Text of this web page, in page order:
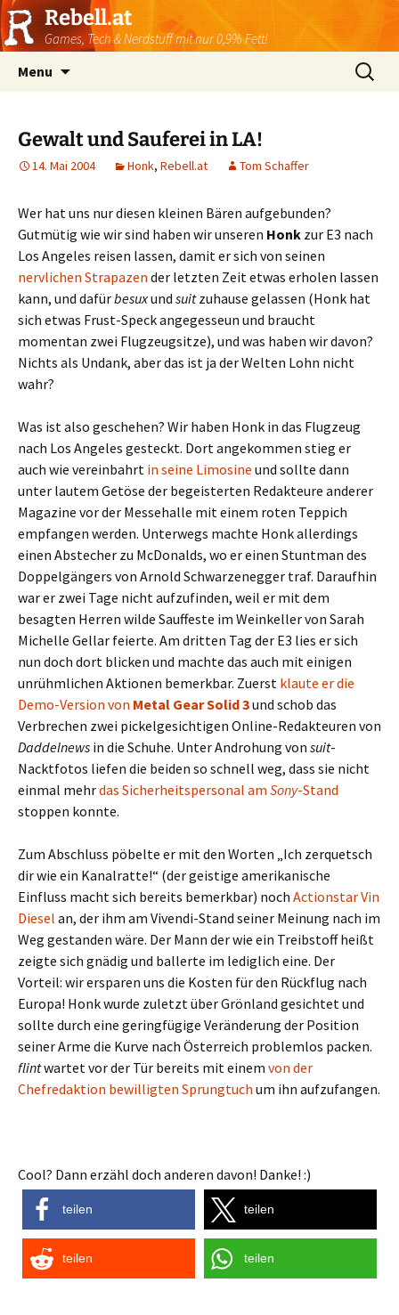
Rebell.at
Games, Tech & Nerdstuff mit nur 0,9% Fett!
Menu
Suchen
nach:
Gewalt und Sauferei in LA!
14. Mai 2004 Honk, Rebell.at Tom Schaffer
Wer hat uns nur diesen kleinen Bären aufgebunden?
Gutmütig wie wir sind haben wir unseren Honk zur E3 nach
Los Angeles reisen lassen, damit er sich von seinen
nervlichen Strapazen der letzten Zeit etwas erholen lassen
kann, und dafürbesuxund suitzuhause gelassen (Honk hat
sich etwas Frust-Speck angegesseun und braucht
momentan zwei Flugzeugsitze), und was haben wir davon?
Nichts als Undank, aber das ist ja der Welten Lohn nicht
wahr?
Was ist also geschehen? Wir haben Honk in das Flugzeug
nach Los Angeles gesteckt. Dort angekommen stieg er
auch wie vereinbahrt in seine Limosine und sollte dann
unter lautem Getöse der begeisterten Redakteure anderer
Magazine vor der Messehalle mit einem roten Teppich
empfangen werden. Unterwegs machte Honk allerdings
einen Abstecher zu McDonalds, wo er einen Stuntman des
Doppelgängers von Arnold Schwarzenegger traf. Daraufhin
war er zwei Tage nicht aufzufinden, weil er mit dem
besagten Herren wilde Sauffeste im Weinkeller von Sarah
Michelle Gellar feierte. Am dritten Tag der E3 lies er sich
nun doch dort blicken und machte das auch mit einigen
unrühmlichen Aktionen bemerkbar. Zuerst klaute er die
Demo-Version von Metal Gear Solid 3und schob das
Verbrechen zwei pickelgesichtigen Online-Redakteuren von
Daddelnews in die Schuhe. Unter Androhung von suit-
Nacktfotos liefen die beiden so schnell weg, dass sie nicht
einmal mehrdas Sicherheitspersonal am Sony-Stand
stoppen konnte.
Zum Abschluss pöbelte er mit den Worten „Ich zerquetsch
dir wie ein Kanalratte!“ (der geistige amerikanische
Einfluss macht sich bereits bemerkbar) noch Actionstar Vin
Diesel an, der ihm am Vivendi-Stand seiner Meinung nach im
Weg gestanden wäre. Der Mann der wie ein Treibstoff heißt
zeigte sich gnädig und ballerte im lediglich eine. Der
Vorteil: wir ersparen uns die Kosten für den Rückflug nach
Europa! Honk wurde zuletzt über Grönland gesichtet und
sollte durch eine geringfügige Veränderung der Position
seiner Arme die Kurve nach Österreich problemlos packen.
flintwartet vor der Tür bereits mit einem von der
Chefredaktion bewilligten Sprungtuch um ihn aufzufangen.
Cool? Dann erzähl doch anderen davon! Danke! :)
teilen teilen
teilen teilen